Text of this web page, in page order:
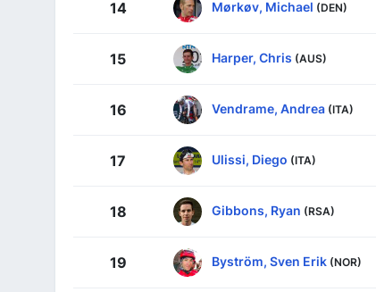
14 Mørkøv, Michael (DEN)
15 Harper, Chris (AUS)
16 Vendrame, Andrea (ITA)
17 Ulissi, Diego (ITA)
18 Gibbons, Ryan (RSA)
19 Byström, Sven Erik (NOR)